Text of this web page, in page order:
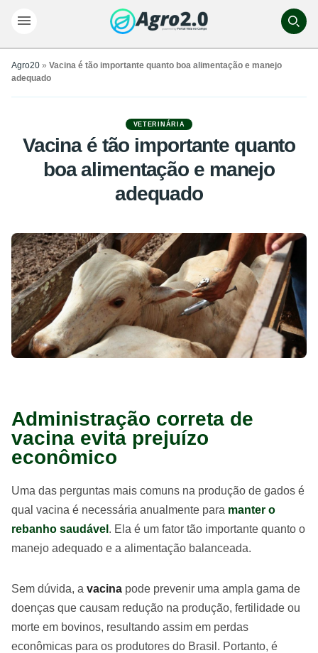
Agro20 » Vacina é tão importante quanto boa alimentação e manejo
adequado
VETERINÁRIA
Vacina é tão importante quanto
boa alimentação e manejo
adequado
Administração correta de
vacina evita prejuízo
econômico
Uma das perguntas mais comuns na produção de gados é
qual vacina é necessária anualmente para manter o
rebanho saudável . Ela é um fator tão importante quanto o
manejo adequado e a alimentação balanceada.
Sem dúvida, a vacina pode prevenir uma ampla gama de
doenças que causam redução na produção, fertilidade ou
morte em bovinos, resultando assim em perdas
econômicas para os produtores do Brasil. Portanto, é